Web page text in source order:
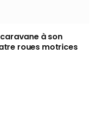
à son
roues motrices